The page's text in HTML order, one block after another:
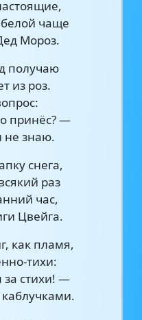
чаще
Мороз.
получаю
из роз.
принёс? —
не знаю.
снега,
раз
час,
Цвейга.
как пламя,
тихи:
стихи! —
каблучками.